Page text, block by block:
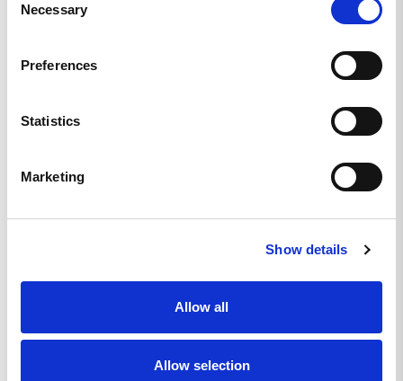
Selection
Necessary
Preferences
Statistics
Marketing
Show details
Allow all
Allow selection
SE
Den är betydligt fräschare i snitt, och tryck, än Era
Rekyl's Jultisha - M
Utmärkt, snabb leverans och bra kvalitet